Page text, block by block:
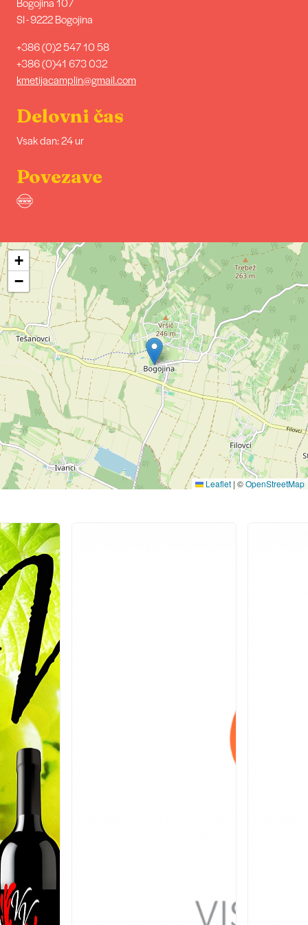
SI - 9222 Bogojina
+386 (0)2 547 10 58
+386 (0)41 673 032
kmetijacamplin@gmail.com
Delovni čas
Vsak dan: 24 ur
Povezave
+
−
Leaflet | ©OpenStreetMap